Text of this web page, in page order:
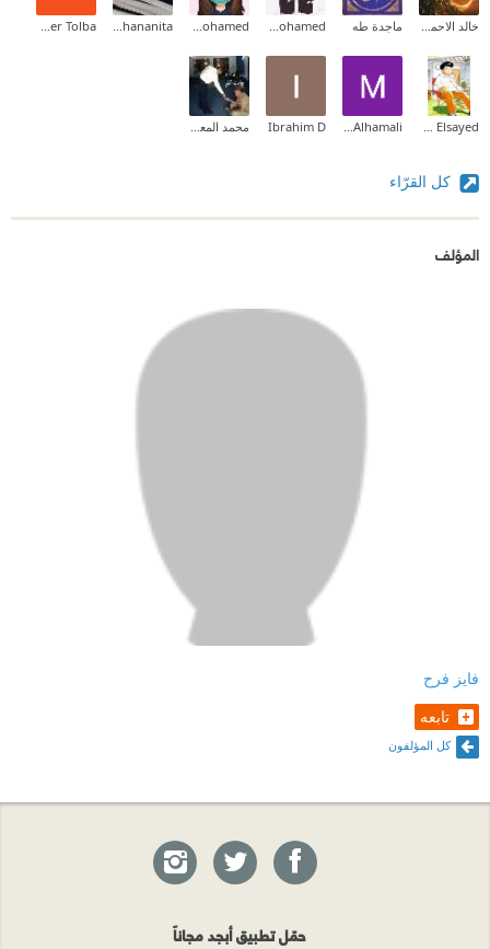
ماجدة طه
Ibrahim D
كل القرّاء
المؤلف
فايز فرح
تابعه
كل المؤلفون
حمّل تطبيق أبجد مجاناً